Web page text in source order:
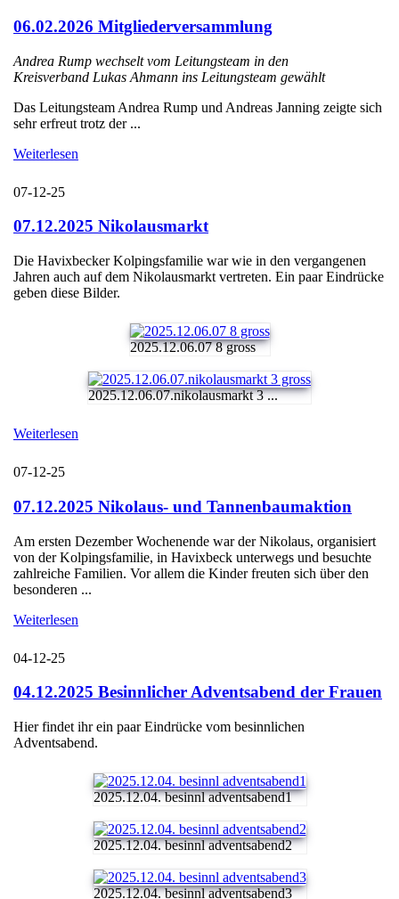
06.02.2026 Mitgliederversammlung
Andrea Rump wechselt vom Leitungsteam in den
Kreisverband Lukas Ahmann ins Leitungsteam gewählt
Das Leitungsteam Andrea Rump und Andreas Janning zeigte sich
sehr erfreut trotz der ...
Weiterlesen
07-12-25
07.12.2025 Nikolausmarkt
Die Havixbecker Kolpingsfamilie war wie in den vergangenen
Jahren auch auf dem Nikolausmarkt vertreten. Ein paar Eindrücke
geben diese Bilder.
2025.12.06.07 8 gross
2025.12.06.07.nikolausmarkt 3 ...
Weiterlesen
07-12-25
07.12.2025 Nikolaus- und Tannenbaumaktion
Am ersten Dezember Wochenende war der Nikolaus, organisiert
von der Kolpingsfamilie, in Havixbeck unterwegs und besuchte
zahlreiche Familien. Vor allem die Kinder freuten sich über den
besonderen ...
Weiterlesen
04-12-25
04.12.2025 Besinnlicher Adventsabend der Frauen
Hier findet ihr ein paar Eindrücke vom besinnlichen
Adventsabend.
2025.12.04. besinnl adventsabend1
2025.12.04. besinnl adventsabend2
2025.12.04. besinnl adventsabend3